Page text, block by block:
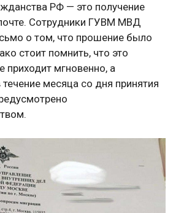
РФ — это получение
Сотрудники ГУВМ МВД
о том, что прошение было
стоит помнить, что это
приходит мгновенно, а
течение месяца со дня принятия